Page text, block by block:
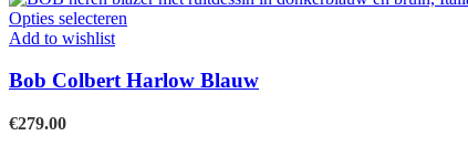
kan
gekozen
op
de
Opties selecteren
meerdere
Add to wishlist
Bob Colbert Harlow Blauw
€279.00